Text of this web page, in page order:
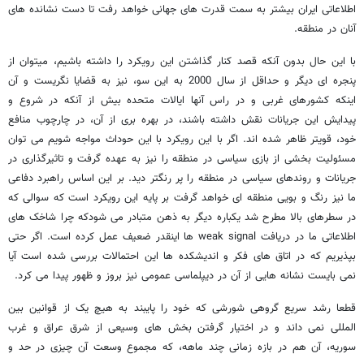
اطلاعاتی ایران بیشتر به سمت قدرت های جهانی خواهد رفت تا دست نشانده های
آنان در منطقه.
با این حال بدون آنکه قصد کنار گذاشتن این رویکرد را داشته باشیم، میتوان از
پنجره ای دیگر و حداقل از سال 2000 به این سو، نیز به قضایا نگریست و آن
اینکه کشورهای غربی و در راس آنها ایالات متحده بیش از آنکه در شروع و
پیدایش این جریانات نقش داشته باشند، در بهره بری از آن، در چارچوب منافع
خود، قویتر ظاهر شده اند. اگر با این رویکرد با این حوداث مواجه شویم می توان
مسئولیت بخشی از بازی سیاسی در منطقه را نیز به عهده گرفت و تاثیرگذاری در
جریانات و روندهای سیاسی در منطقه را پر رنگتر دید. بر این اساس راهبرد دفاعی
ما نیز رنگ و بویی منطقه ای خواهد گرفت بر پایه این رویکرد است که سوالی که
در سطرهای بالا مطرح شد یکباره دیگر به ذهن متبادر می شودکه چرا شاخک های
اطلاعاتی ما در دریافت weak signal ها اینقدر ضعیف عمل کرده است. اگر حتی
بپذیریم که در اتاق های فکر و اندیشکده ها این احتمالات بررسی شده است آیا
نمی بایست نشانه هایی از آن در دیپلماسی عمومی نیز بروز و ظهور پیدا می کرد.
قطعا رشد سریع گروهی شورشی که خود را پایبند به هیچ یک از قوانین بین
المللی نمی داند و در اختیار گرفتن بخش های وسیعی از شرق عراق و غرب
سوریه، آن هم در بازه زمانی چند ماهه، که مجموع وسعت آن چیزی در حد و